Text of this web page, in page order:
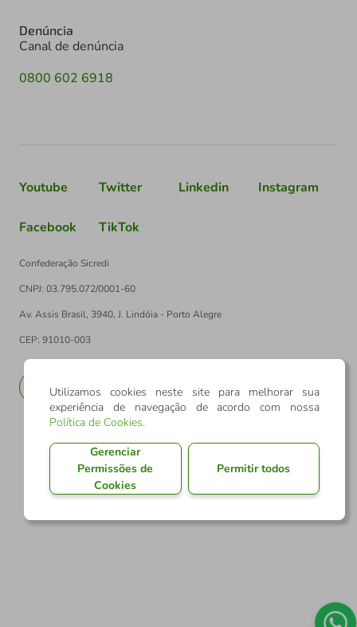
Denúncia
Canal de denúncia
0800 602 6918
Youtube Twitter Linkedin Instagram
Facebook TikTok
Confederação Sicredi
CNPJ: 03.795.072/0001-60
Av. Assis Brasil, 3940, J. Lindóia - Porto Alegre
CEP: 91010-003
EN
Utilizamos cookies neste site para melhorar sua
experiência de navegação de acordo com nossa
Política de Cookies.
Gerenciar
Permissões de
Cookies
Permitir todos